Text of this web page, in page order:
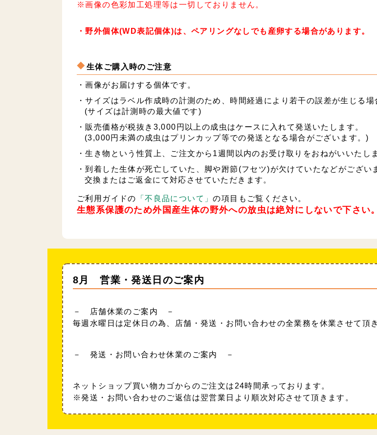
※画像の色彩加工処理等は一切しておりません。
・野外個体(WD表記個体)は、ペアリングなしでも産卵する場合があります。
生体ご購入時のご注意
・画像がお届けする個体です。
・サイズはラベル作成時の計測のため、時間経過により若干の誤差が生じる
(サイズは計測時の最大値です)
・販売価格が税抜き3,000円以上の成虫はケースに入れて発送いたします。
(3,000円未満の成虫はプリンカップ等での発送となる場合がございます。)
・生き物という性質上、ご注文から1週間以内のお受け取りをおねがいいたし
・到着した生体が死亡していた、脚や跗節(フセツ)が欠けていたなどがござい
交換またはご返金にて対応させていただきます。
ご利用ガイドの 「不良品について」の項目もご覧ください。
生態系保護のため外国産生体の野外への放虫は絶対にしないで下さい。
8月 営業・発送日のご案内
－ 店舗休業のご案内 －
毎週水曜日は定休日の為、店舗・発送・お問い合わせの全業務を休業させて頂
－ 発送・お問い合わせ休業のご案内 －
ネットショップ買い物カゴからのご注文は24時間承っております。
※発送・お問い合わせのご返信は翌営業日より順次対応させて頂きます。